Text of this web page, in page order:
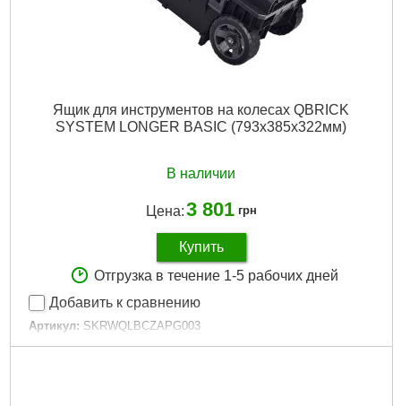
Ящик для инструментов на колесах QBRICK
SYSTEM LONGER BASIC (793x385x322мм)
В наличии
Цена:3 801 грн
Купить
Отгрузка в течение 1-5 рабочих дней
Добавить к сравнению
Артикул: SKRWQLBCZAPG003
Код товара: 26.59.38